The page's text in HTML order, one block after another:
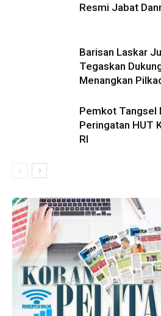
Resmi Jabat
Barisan Laskar
Tegaskan
Menangkan
Pemkot Tangsel
Peringatan HUT
RI